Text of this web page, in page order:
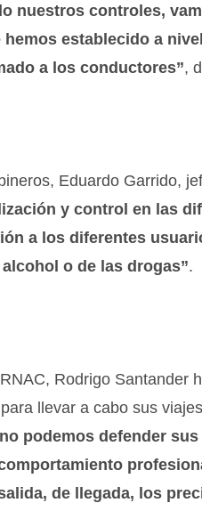
nuestros controles,
establecido a
a los conductores”,
Eduardo Garrido,
y control en las
a los diferentes
o de las drogas”.
Rodrigo Santander
llevar a cabo sus
podemos defender
de llegada, los